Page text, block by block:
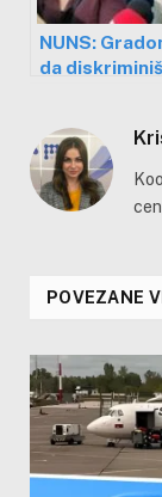
NUNS:
da
POVEZANE